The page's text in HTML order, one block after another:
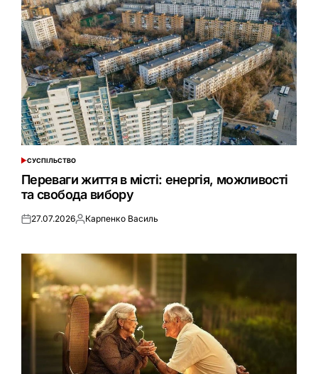
ОПУБЛІКУВАТИ
У
СУСПІЛЬСТВО
Переваги життя в місті: енергія, можливості
та свобода вибору
Оприлюднено
27.07.2026Опубліковано
Карпенко Василь